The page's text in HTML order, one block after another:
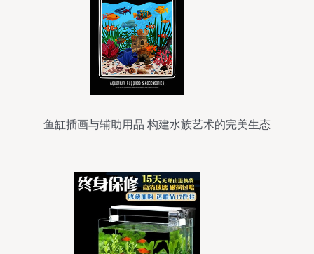
鱼缸插画与辅助用品 构建水族艺术的完美生态